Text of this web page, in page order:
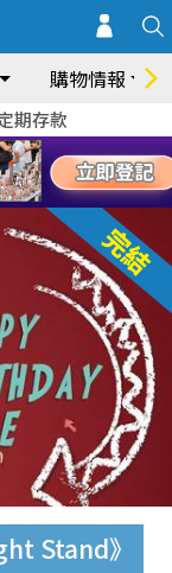
購物情報
期存款
Stand》